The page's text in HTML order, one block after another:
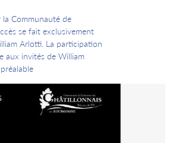
Communauté de
se fait exclusivement
Arlotti. La participation
aux invités de William